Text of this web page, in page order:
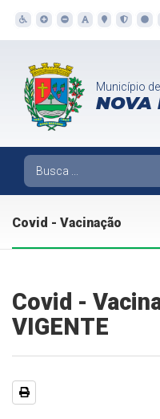
Município de
NOVA
Covid - Vacinação
Covid -
VIGENTE